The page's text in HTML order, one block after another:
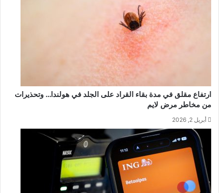
ارتفاع مقلق في مدة بقاء القراد على الجلد في هولندا… وتحذيرات
من مخاطر مرض لايم
أبريل 2, 2026